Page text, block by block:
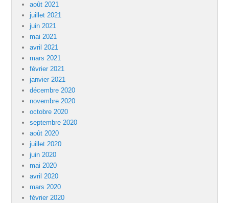
août 2021
juillet 2021
juin 2021
mai 2021
avril 2021
mars 2021
février 2021
janvier 2021
décembre 2020
novembre 2020
octobre 2020
septembre 2020
août 2020
juillet 2020
juin 2020
mai 2020
avril 2020
mars 2020
février 2020